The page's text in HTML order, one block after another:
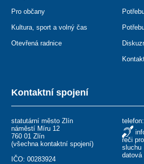
Kontaktní spojení
statutární město Zlín
náměstí Míru 12
760 01 Zlín
(všechna kontaktní spojení)
IČO: 00283924
telefon:
řeči
sluchu
datová
Pro občany
Kultura, sport a volný čas
Otevřená radnice